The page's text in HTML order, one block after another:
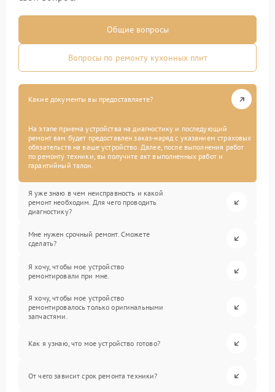
Общие вопросы
Вопросы по ремонту кухонных плит
Какие документы вы предоставляете?
На этапе приема устройства на диагностику и последующий
ремонт вам будет предоставлен заказ-наряд с указанием страховых
обязательств на ваше устройство. Далее, после выполнения работ
по ремонту техники, вы получите акт выполненных работ и
гарантийный талон.
Я уже знаю в чем неисправность и какой
ремонт необходим. Для чего проводить
диагностику?
Мне нужен срочный ремонт. Сможете
сделать?
Я хочу, чтобы мое устройство
ремонтировали при мне.
Я хочу, чтобы мое устройство
ремонтировалось только оригинальными
запчастями.
Как я узнаю, что мое устройство готово?
От чего зависит срок ремонта техники?